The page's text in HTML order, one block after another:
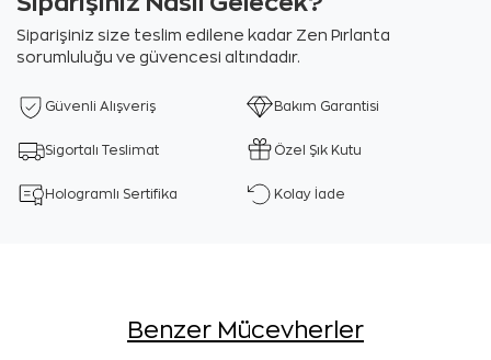
Siparişiniz size teslim edilene kadar Zen Pırlanta
sorumluluğu ve güvencesi altındadır.
Güvenli Alışveriş Bakım Garantisi
Sigortalı Teslimat Özel Şık Kutu
Hologramlı Sertifika Kolay İade
Benzer Mücevherler